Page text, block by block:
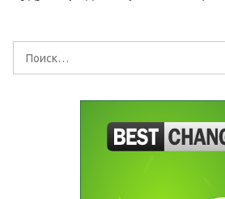
Найти: